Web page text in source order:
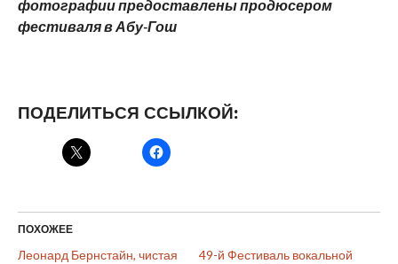
фотографии предоставлены продюсером
фестиваля в Абу-Гош
ПОДЕЛИТЬСЯ ССЫЛКОЙ:
ПОХОЖЕЕ
Леонард Бернстайн, чистая
49-й Фестиваль вокальной